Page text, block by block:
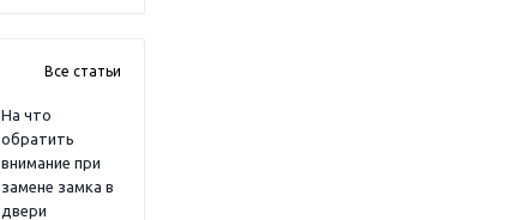
Все статьи
На что
обратить
внимание при
замене замка в
двери